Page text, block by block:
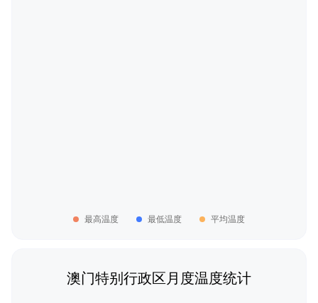
最高温度 最低温度 平均温度
澳门特别行政区月度温度统计